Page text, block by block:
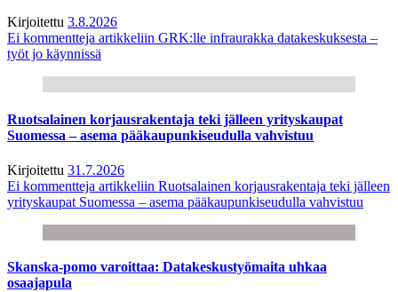
Kirjoitettu 3.8.2026
Ei kommentteja artikkeliin GRK:lle infraurakka datakeskuksesta –
työt jo käynnissä
Ruotsalainen korjausrakentaja teki jälleen yrityskaupat
Suomessa – asema pääkaupunkiseudulla vahvistuu
Kirjoitettu 31.7.2026
Ei kommentteja artikkeliin Ruotsalainen korjausrakentaja teki jälleen
yrityskaupat Suomessa – asema pääkaupunkiseudulla vahvistuu
Skanska-pomo varoittaa: Datakeskustyömaita uhkaa
osaajapula